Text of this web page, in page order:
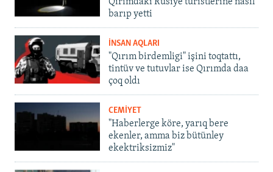
barıp yetti
İNSAN AQLARI
"Qırım birdemligi" işini toqtattı,
tintüv ve tutuvlar ise Qırımda daa
çoq oldı
CEMİYET
"Haberlerge köre, yarıq bere
ekenler, amma biz bütünley
ekektriksizmiz"